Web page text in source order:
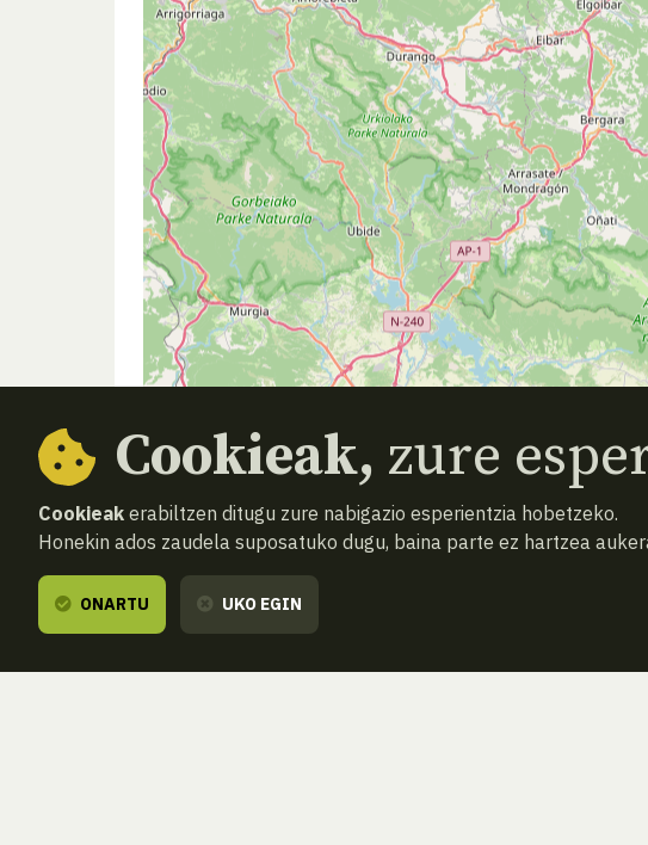
Cookieak, zure
Cookieak erabiltzen ditugu zure nabigazio esperientzia hobetzeko.
Honekin ados zaudela suposatuko dugu, baina parte ez hartzea
ONARTU UKO EGIN